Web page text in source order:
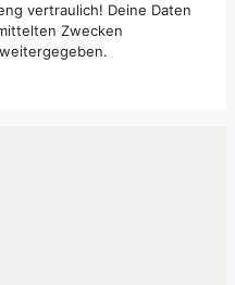
vertraulich! Deine Daten
Zwecken